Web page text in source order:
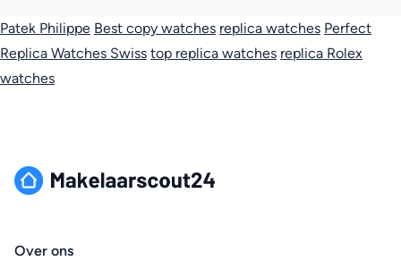
Patek Philippe Best copy watches replica watches Perfect
Replica Watches Swiss top replica watches replica Rolex
watches
Over ons